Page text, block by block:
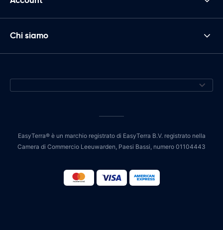
Chi siamo
EasyTerra® è un marchio registrato di EasyTerra B.V. registrato nella
Camera di Commercio Leeuwarden, Paesi Bassi, numero 01104443